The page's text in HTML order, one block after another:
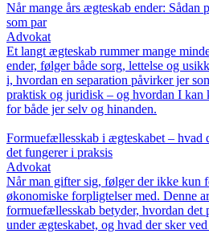
Når mange års ægteskab ender: Sådan
som par
Advokat
Et langt ægteskab rummer mange
ender, følger både sorg, lettelse og
i, hvordan en separation påvirker jer
praktisk og juridisk – og hvordan I kan
for både jer selv og hinanden.
Formuefællesskab i ægteskabet – hvad
det fungerer i praksis
Advokat
Når man gifter sig, følger der ikke kun
økonomiske forpligtelser med. Denne
formuefællesskab betyder, hvordan det
under ægteskabet, og hvad der sker